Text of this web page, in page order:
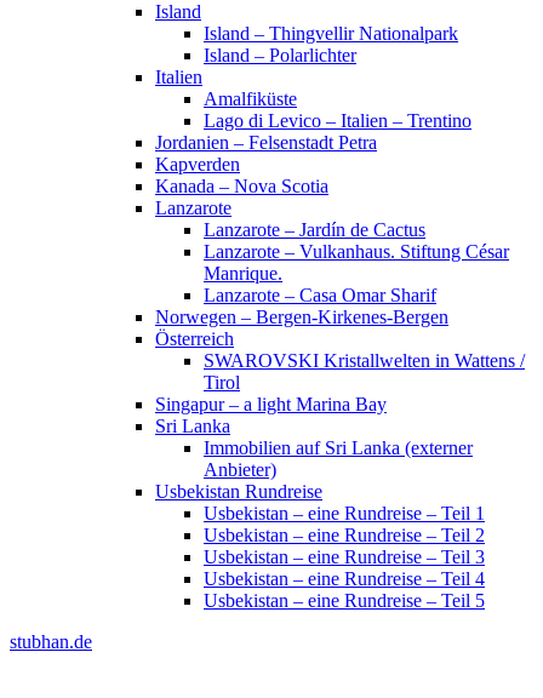
Island
Island – Thingvellir Nationalpark
Island – Polarlichter
Italien
Amalfiküste
Lago di Levico – Italien – Trentino
Jordanien – Felsenstadt Petra
Kapverden
Kanada – Nova Scotia
Lanzarote
Lanzarote – Jardín de Cactus
Lanzarote – Vulkanhaus. Stiftung César
Manrique.
Lanzarote – Casa Omar Sharif
Norwegen – Bergen-Kirkenes-Bergen
Österreich
SWAROVSKI Kristallwelten in Wattens /
Tirol
Singapur – a light Marina Bay
Sri Lanka
Immobilien auf Sri Lanka (externer
Anbieter)
Usbekistan Rundreise
Usbekistan – eine Rundreise – Teil 1
Usbekistan – eine Rundreise – Teil 2
Usbekistan – eine Rundreise – Teil 3
Usbekistan – eine Rundreise – Teil 4
Usbekistan – eine Rundreise – Teil 5
stubhan.de